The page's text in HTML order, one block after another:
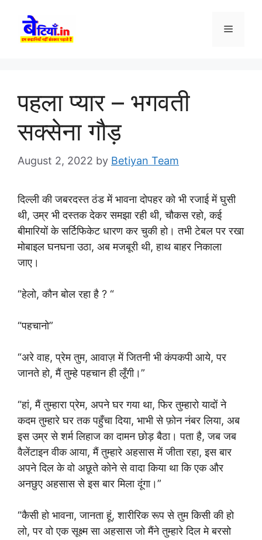
content
Menu
पहला प्यार – भगवती
सक्सेना गौड़
August 2, 2022 by Betiyan Team
दिल्ली की जबरदस्त ठंड में भावना दोपहर को भी रजाई में घुसी
थी, उम्र भी दस्तक देकर समझा रही थी, चौकस रहो, कई
बीमारियों के सर्टिफिकेट धारण कर चुकी हो। तभी टेबल पर रखा
मोबाइल घनघना उठा, अब मजबूरी थी, हाथ बाहर निकाला
जाए।
“हेलो, कौन बोल रहा है ? “
“पहचानो”
“अरे वाह, प्रेम तुम, आवाज़ में जितनी भी कंपकपी आये, पर
जानते हो, मैं तुम्हे पहचान ही लूँगी।”
“हां, मैं तुम्हारा प्रेम, अपने घर गया था, फिर तुम्हारो यादों ने
कदम तुम्हारे घर तक पहुँचा दिया, भाभी से फ़ोन नंबर लिया, अब
इस उम्र से शर्म लिहाज का दामन छोड़ बैठा। पता है, जब जब
वैलेंटाइन वीक आया, मैं तुम्हारे अहसास में जीता रहा, इस बार
अपने दिल के वो अछूते कोने से वादा किया था कि एक और
अनछुए अहसास से इस बार मिला दूंगा।”
“कैसी हो भावना, जानता हूं, शारीरिक रूप से तुम किसी की हो
लो, पर वो एक सूक्ष्म सा अहसास जो मैंने तुम्हारे दिल मे बरसो